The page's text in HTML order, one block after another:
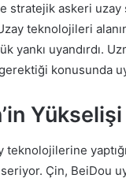
stratejik askeri
teknolojileri
uyandırdı.
konusunda
teknolojilerine
Çin, BeiDou